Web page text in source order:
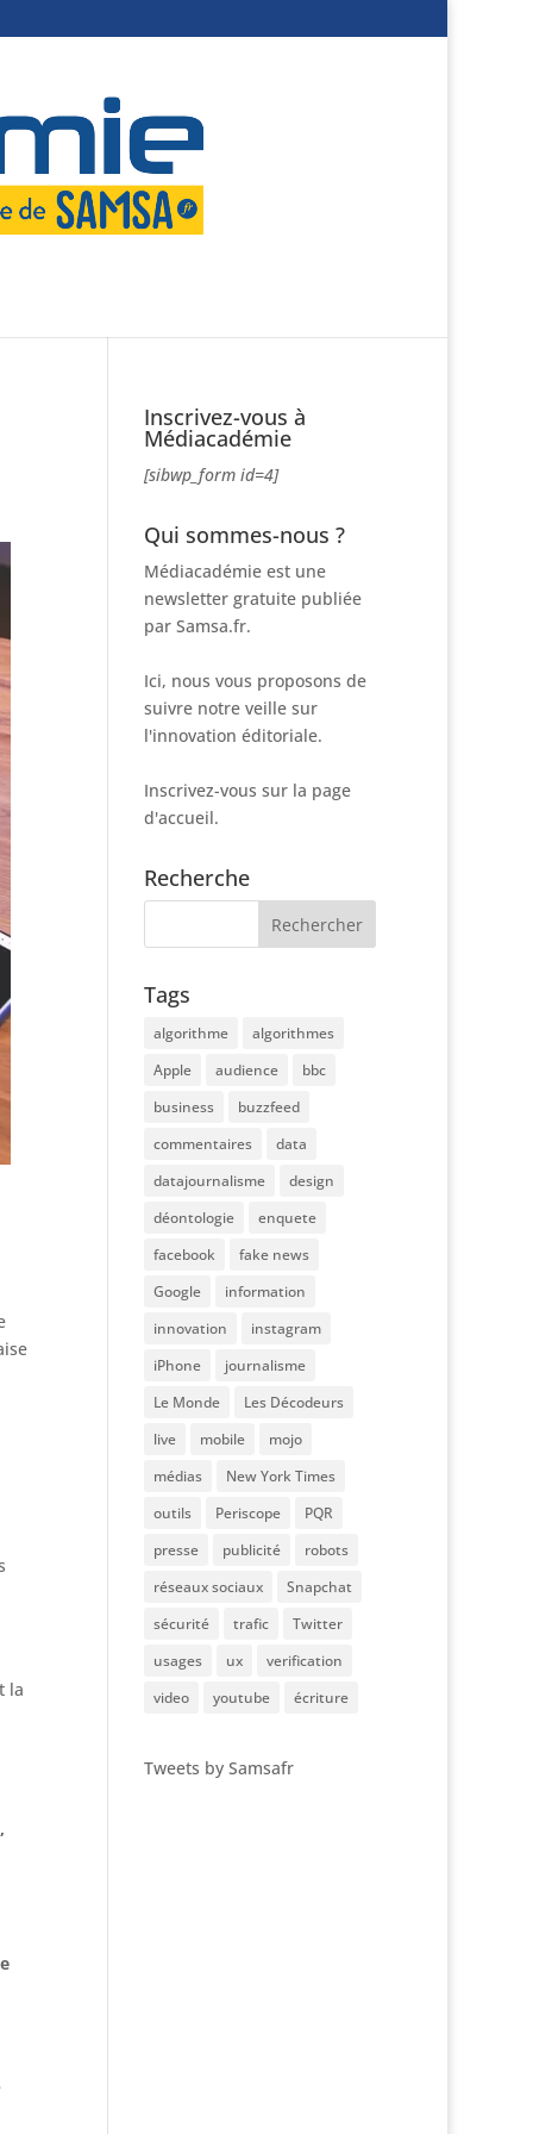
la
Inscrivez-vous à
Médiacadémie
[sibwp_form id=4]
Qui sommes-nous ?
Médiacadémie est une
newsletter gratuite publiée
par Samsa.fr.
Ici, nous vous proposons de
suivre notre veille sur
l'innovation éditoriale.
Inscrivez-vous sur la page
d'accueil.
Recherche
Tags
algorithme
algorithmes
Apple
audience
bbc
business
buzzfeed
commentaires
data
datajournalisme
design
déontologie
enquete
facebook
fake news
Google
information
innovation
instagram
iPhone
journalisme
Le Monde
Les Décodeurs
live
mobile
mojo
médias
New York Times
outils
Periscope
PQR
presse
publicité
robots
réseaux sociaux
Snapchat
sécurité
trafic
Twitter
usages
ux
verification
video
youtube écriture
Tweets by Samsafr